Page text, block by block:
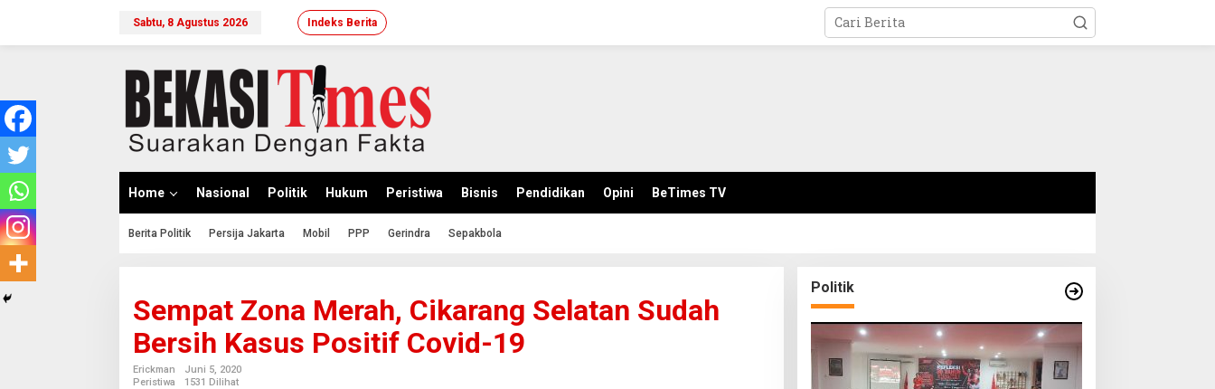
Sabtu, 8 Agustus 2026 Indeks Berita
Home Nasional Politik Hukum Peristiwa Bisnis Pendidikan Opini BeTimes TV
Berita Politik Persija Jakarta Mobil PPP Gerindra Sepakbola
Sempat Zona Merah, Cikarang Selatan Sudah
Bersih Kasus Positif Covid-19
Erickman
Juni 5, 2020
Peristiwa
1531 Dilihat
Politik